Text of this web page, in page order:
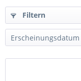
Filtern